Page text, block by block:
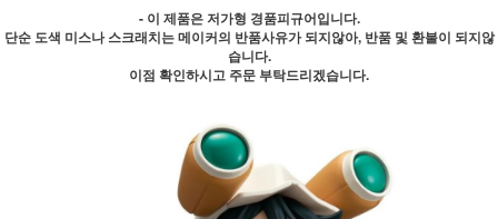
- 이 제품은 저가형 경품피규어입니다.
단순 도색 미스나 스크래치는 메이커의 반품사유가 되지않아, 반품 및 환불이 되지않
습니다.
이점 확인하시고 주문 부탁드리겠습니다.